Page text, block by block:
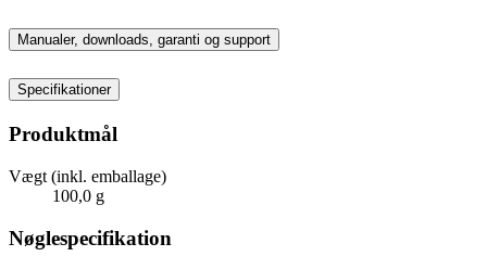
Manualer, downloads, garanti og support
Specifikationer
Produktmål
Vægt (inkl. emballage)
100,0 g
Nøglespecifikation